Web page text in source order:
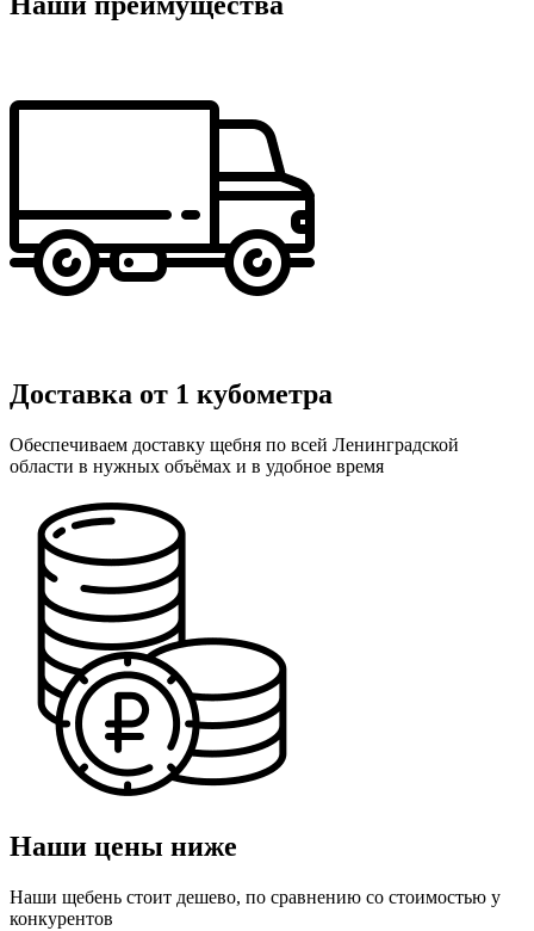
Доставка от 1 кубометра
Обеспечиваем доставку щебня по всей Ленинградской
области в нужных объёмах и в удобное время
Наши цены ниже
Наши щебень стоит дешево, по сравнению со стоимостью у
конкурентов